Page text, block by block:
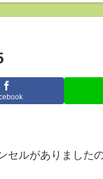
ルがありました